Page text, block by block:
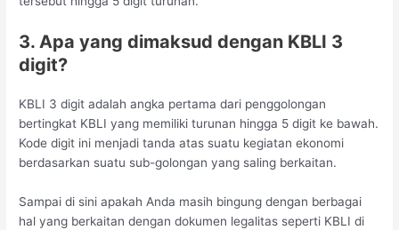
3. Apa yang dimaksud dengan KBLI 3
digit?
KBLI 3 digit adalah angka pertama dari penggolongan
bertingkat KBLI yang memiliki turunan hingga 5 digit ke bawah.
Kode digit ini menjadi tanda atas suatu kegiatan ekonomi
berdasarkan suatu sub-golongan yang saling berkaitan.
Sampai di sini apakah Anda masih bingung dengan berbagai
hal yang berkaitan dengan dokumen legalitas seperti KBLI di